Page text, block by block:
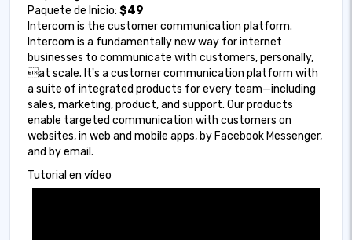
Paquete de Inicio: $49
Intercom is the customer communication platform.
Intercom is a fundamentally new way for internet
businesses to communicate with customers, personally,
at scale. It's a customer communication platform with
a suite of integrated products for every team—including
sales, marketing, product, and support. Our products
enable targeted communication with customers on
websites, in web and mobile apps, by Facebook Messenger,
and by email.
Tutorial en vídeo